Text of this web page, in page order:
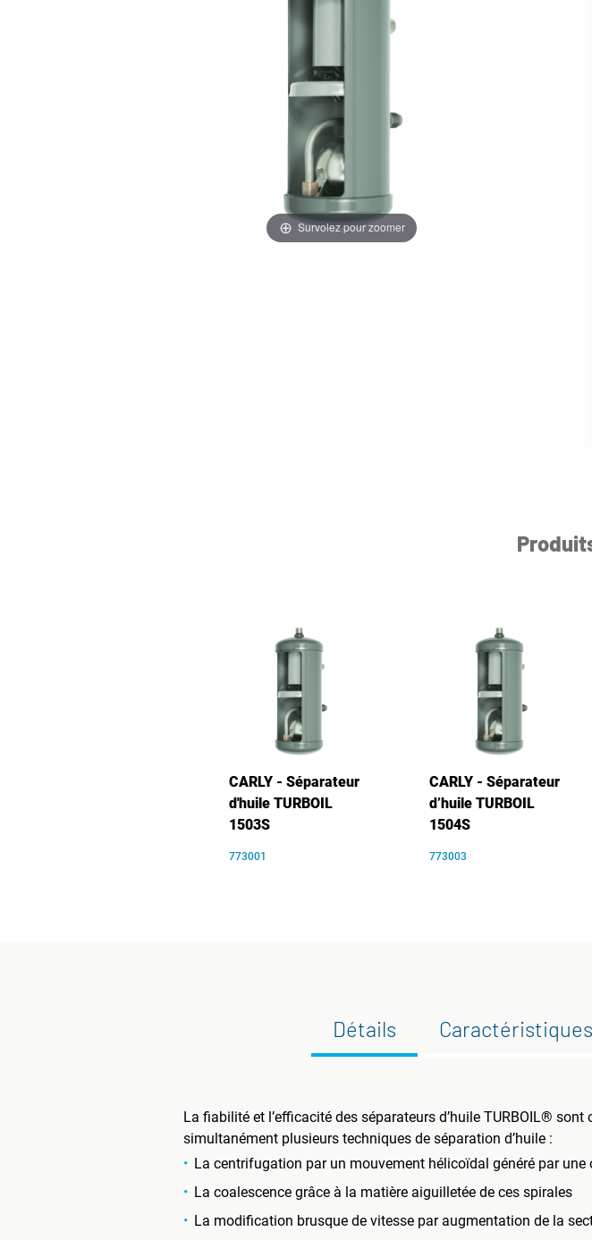
Survolez pour zoomer
CARLY - Séparateur
d'huile TURBOIL
1503S
773001
CARLY - Séparateur
d’huile TURBOIL
1504S
773003
Détails Caractéristiques
La fiabilité et l’efficacité des séparateurs d’huile TURBOIL®
simultanément plusieurs techniques de séparation d’huile :
La centrifugation par un mouvement hélicoïdal généré par une
La coalescence grâce à la matière aiguilletée de ces spirales
La modification brusque de vitesse par augmentation de la